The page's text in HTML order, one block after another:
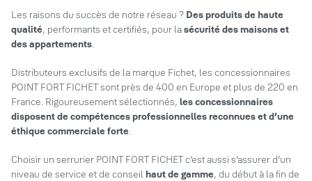
Les raisons du succès de notre réseau ? Des produits de haute
qualité, performants et certifiés, pour lasécurité des maisons et
des appartements
Distributeurs exclusifs de la marque Fichet, les concessionnaires
POINT FORT FICHET sont près de 400 en Europe et plus de 220 en
France. Rigoureusement sélectionnés, les concessionnaires
disposent de compétences professionnelles reconnues et d’une
éthique commerciale forte
Choisir un serrurier POINT FORT FICHET c’est aussi s’assurer d’un
niveau de service et de conseil haut de gamme, du début à la fin de